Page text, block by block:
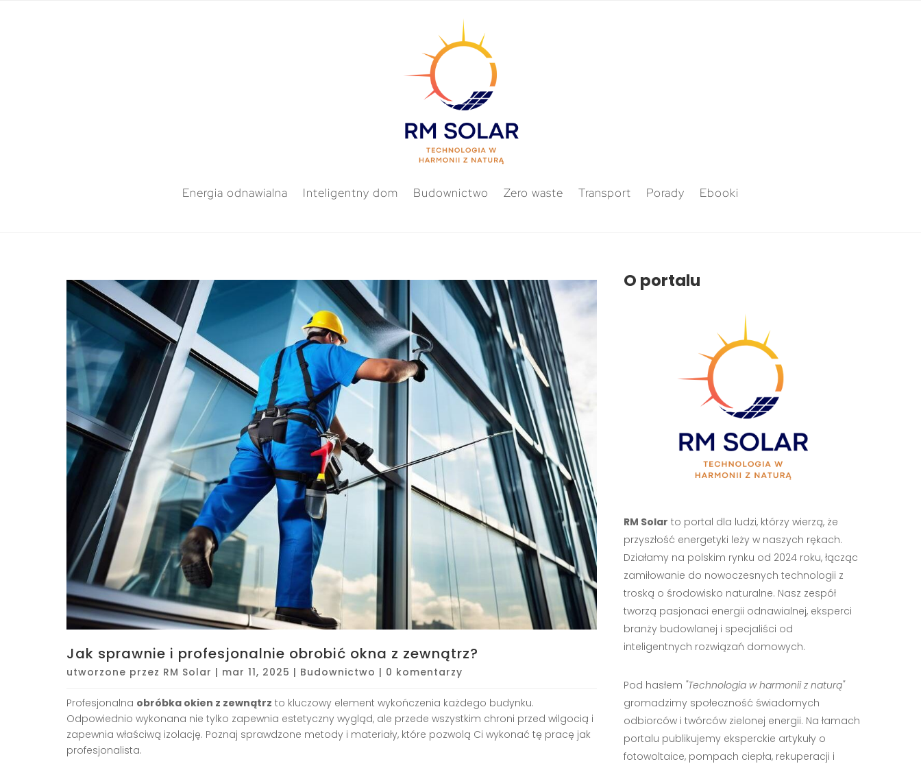
Energia odnawialna Inteligentny dom Budownictwo Zero waste Transport Porady Ebooki
Jak sprawnie i profesjonalnie obrobić okna z zewnątrz?
utworzone przez RM Solar | mar 11, 2025 | Budownictwo | 0 komentarzy
Profesjonalna obróbka okien z zewnątrz to kluczowy element wykończenia każdego budynku.
Odpowiednio wykonana nie tylko zapewnia estetyczny wygląd, ale przede wszystkim chroni przed wilgocią i
zapewnia właściwą izolację. Poznaj sprawdzone metody i materiały, które pozwolą Ci wykonać tę pracę jak
profesjonalista.
O portalu
RM Solar to portal dla ludzi, którzy wierzą, że
przyszłość energetyki leży w naszych rękach.
Działamy na polskim rynku od 2024 roku, łącząc
zamiłowanie do nowoczesnych technologii z
troską o środowisko naturalne. Nasz zespół
tworzą pasjonaci energii odnawialnej, eksperci
branży budowlanej i specjaliści od
inteligentnych rozwiązań domowych.
Pod hasłem "Technologia w harmonii z naturą"
gromadzimy społeczność świadomych
odbiorców i twórców zielonej energii. Na łamach
portalu publikujemy eksperckie artykuły o
fotowoltaice, pompach ciepła, rekuperacji i